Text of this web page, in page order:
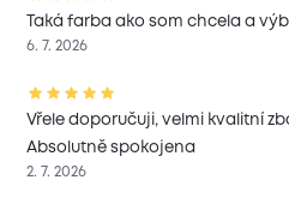
Taká farba ako som chcela a
6. 7. 2026
Vřele doporučuji, velmi kvalitní
Absolutně spokojena
2. 7. 2026